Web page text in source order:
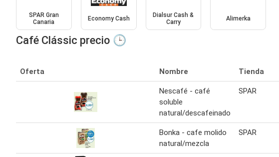
SPAR Gran
Canaria
Economy Cash
Dialsur Cash &
Carry
Alimerka
Café Clássic precio 🕒
Oferta Nombre Tienda
Nescafé - café
soluble
natural/descafeinado
SPAR
Bonka - cafe molido
natural/mezcla
SPAR